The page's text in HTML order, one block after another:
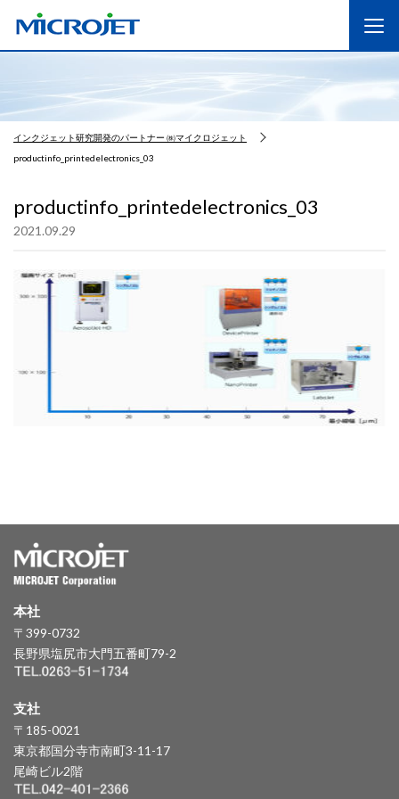
インクジェット研究開発のパートナー ㈱マイクロジェット
productinfo_printedelectronics_03
productinfo_printedelectronics_03
2021.09.29
本社
〒399-0732
長野県塩尻市大門五番町79-2
支社
〒185-0021
東京都国分寺市南町3-11-17
尾崎ビル2階